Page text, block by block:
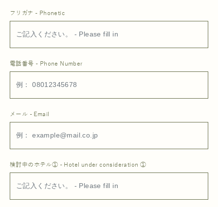
フリガナ - Phonetic
電話番号 - Phone Number
メール - Email
検討中のホテル① - Hotel under consideration ①